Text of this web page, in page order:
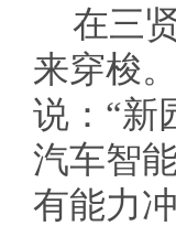
在三
来穿梭
说：“新
汽车智
有能力